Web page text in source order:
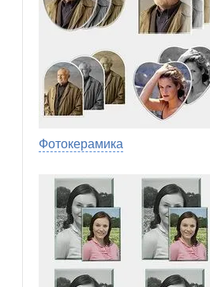
Фотокерамика